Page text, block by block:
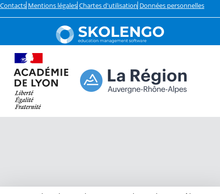
Contacts Mentions légales Chartes d'utilisation Données personnelles